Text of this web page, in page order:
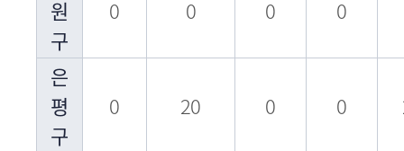
원
구
0 0 0 0
은
평
구
0 20 0 0